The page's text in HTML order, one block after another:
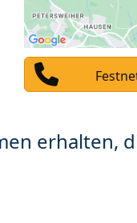
erhalten,